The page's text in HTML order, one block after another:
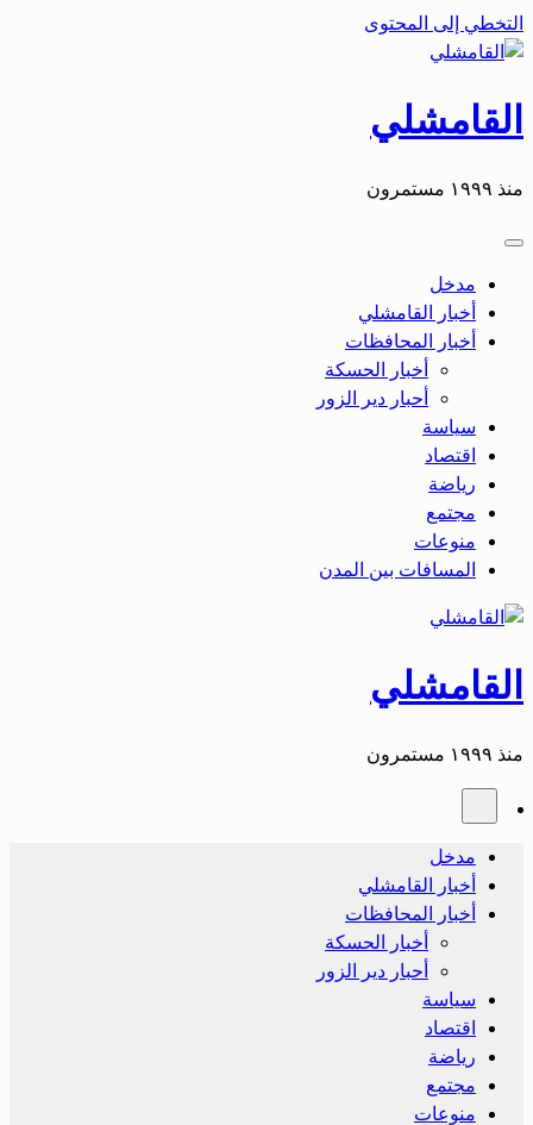
التخطي إلى المحتوى
القامشلي
منذ ١٩٩٩ مستمرون
مدخل
أخبار القامشلي
أخبار المحافظات
أخبار الحسكة
أحبار دير الزور
سياسة
اقتصاد
رياضة
مجتمع
منوعات
المسافات بين المدن
القامشلي
منذ ١٩٩٩ مستمرون
مدخل
أخبار القامشلي
أخبار المحافظات
أخبار الحسكة
أحبار دير الزور
سياسة
اقتصاد
رياضة
مجتمع
منوعات